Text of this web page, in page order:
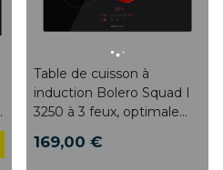
Table de cuisson à
induction Bolero Squad I
3250 à 3 feux, optimale
et de famille, puisque
169,00 €